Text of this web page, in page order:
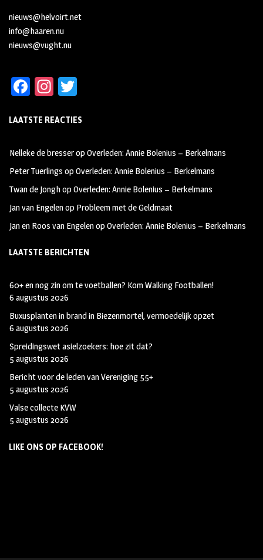
nieuws@helvoirt.net
info@haaren.nu
nieuws@vught.nu
Fa
b
oo
k
In
ag
m
tt
LAATSTE REACTIES
Nelleke de bresseropOverleden: Annie Bolenius – Berkelmans
Peter Tuerlings opOverleden: Annie Bolenius – Berkelmans
Twan de JonghopOverleden: Annie Bolenius – Berkelmans
Jan van Engelenop Probleem met de Geldmaat
Jan en Roos van EngelenopOverleden: Annie Bolenius – Berkelmans
LAATSTE BERICHTEN
60+ en nog zin om te voetballen? Kom Walking Footballen!
6 augustus 2026
Buxusplanten in brand in Biezenmortel, vermoedelijk opzet
6 augustus 2026
Spreidingswet asielzoekers: hoe zit dat?
5 augustus 2026
Bericht voor de leden van Vereniging 55+
5 augustus 2026
Valse collecte KVW
5 augustus 2026
LIKE ONS OP FACEBOOK!